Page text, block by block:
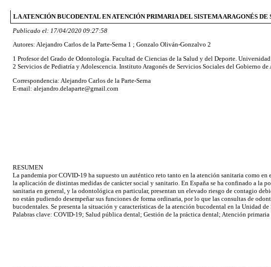
LA ATENCIÓN BUCODENTAL EN ATENCIÓN PRIMARIA DEL SISTEMA ARAGONÉS
Publicado el: 17/04/2020 09:27:58
Autores: Alejandro Carlos de la Parte-Serna 1 ; Gonzalo Oliván-Gonzalvo 2
1 Profesor del Grado de Odontología. Facultad de Ciencias de la Salud y del Deporte.
2 Servicios de Pediatría y Adolescencia. Instituto Aragonés de Servicios Sociales del Gobierno
Correspondencia: Alejandro Carlos de la Parte-Serna
E-mail: alejandro.delaparte@gmail.com
RESUMEN
La pandemia por COVID-19 ha supuesto un auténtico reto tanto en la atención sanitaria como
la aplicación de distintas medidas de carácter social y sanitario. En España se ha confinado a
sanitaria en general, y la odontológica en particular, presentan un elevado riesgo de contagio
no están pudiendo desempeñar sus funciones de forma ordinaria, por lo que las consultas de
bucodentales. Se presenta la situación y características de la atención bucodental en la Unidad
Palabras clave: COVID-19; Salud pública dental; Gestión de la práctica dental; Atención